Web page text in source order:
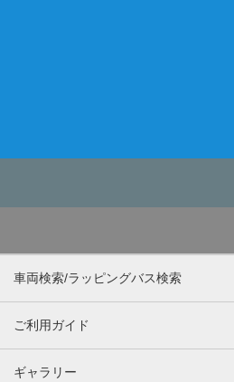
車両検索/ラッピングバス検索
ご利用ガイド
ギャラリー